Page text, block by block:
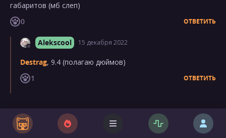
габаритов (мб слеп)
0
ОТВЕТИТЬ
Alekscool 15 декабря 2022
Destrag, 9.4 (полагаю дюймов)
1
ОТВЕТИТЬ